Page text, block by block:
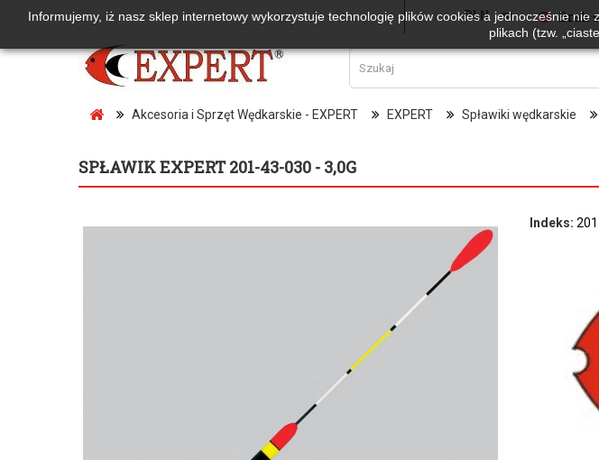
Brak
Waluta : PLN
Akcesoria i Sprzęt Wędkarskie - EXPERT EXPERT Spławiki wędkarskie
SPŁAWIK EXPERT 201-43-030 - 3,0G
Indeks:
Informujemy, iż nasz sklep internetowy wykorzystuje technologię plików cookies a jednocześnie
plikach (tzw.